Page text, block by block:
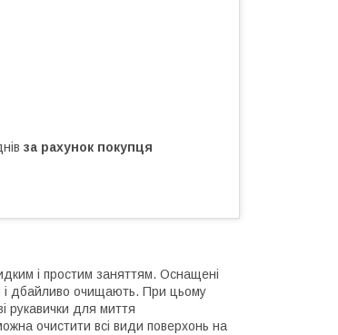
за рахунок покупця
і простим заняттям. Оснащені
і дбайливо очищають. При цьому
рукавички для миття
очистити всі види поверхонь на